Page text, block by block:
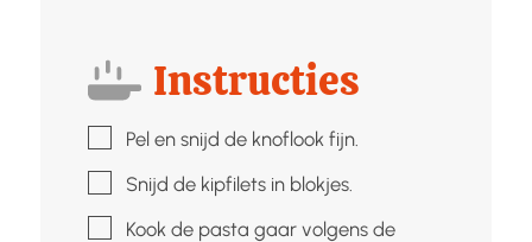
Instructies
▢Pel en snijd de knoflook fijn.
▢Snijd de kipfilets in blokjes.
▢Kook de pasta gaar volgens de